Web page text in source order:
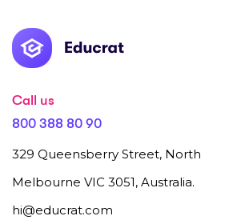
Call us
800 388 80 90
329 Queensberry Street, North
Melbourne VIC 3051, Australia.
hi@educrat.com